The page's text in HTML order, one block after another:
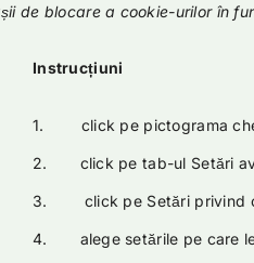
de blocare a cookie-urilor în
Instrucțiuni
1. click pe pictograma
2. click pe tab-ul Setări
3. click pe Setări privind
4. alege setările pe care